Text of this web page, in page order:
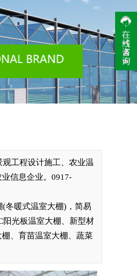
工程设计施工、农业温
信息企业。0917-
冬暖式温室大棚)，简易
阳光板温室大棚、新型材
、育苗温室大棚、蔬菜